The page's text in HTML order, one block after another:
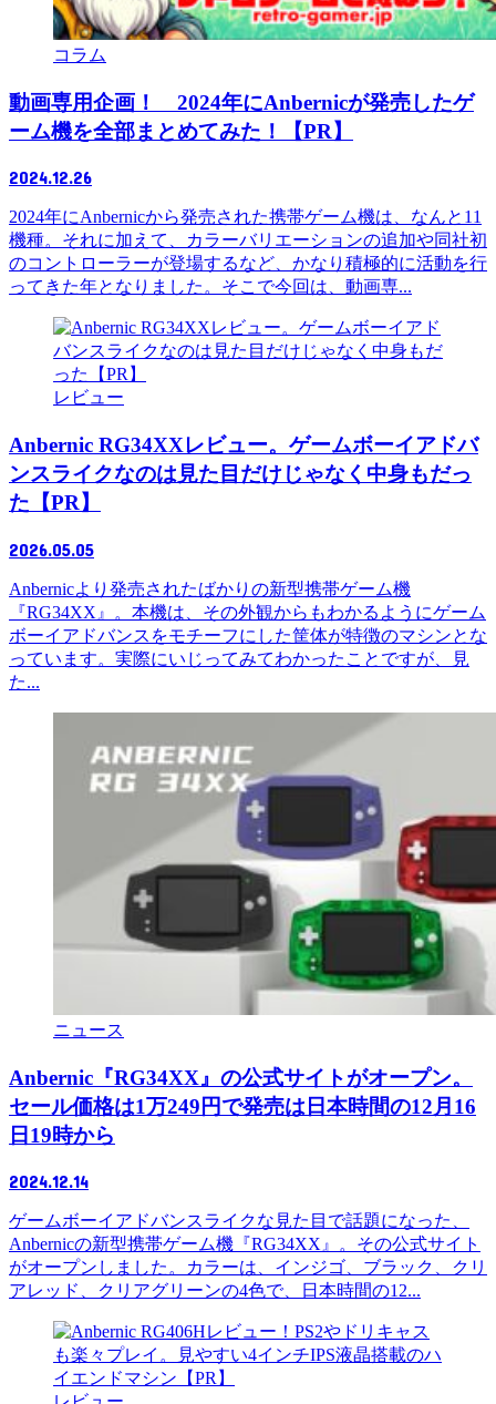
コラム
動画専用企画！ 2024年にAnbernicが発売したゲ
ーム機を全部まとめてみた！【PR】
2024.12.26
2024年にAnbernicから発売された携帯ゲーム機は、なんと11
機種。それに加えて、カラーバリエーションの追加や同社初
のコントローラーが登場するなど、かなり積極的に活動を行
ってきた年となりました。そこで今回は、動画専...
レビュー
Anbernic RG34XXレビュー。ゲームボーイアドバ
ンスライクなのは見た目だけじゃなく中身もだっ
た【PR】
2026.05.05
Anbernicより発売されたばかりの新型携帯ゲーム機
『RG34XX』。本機は、その外観からもわかるようにゲーム
ボーイアドバンスをモチーフにした筐体が特徴のマシンとな
っています。実際にいじってみてわかったことですが、見
た...
ニュース
Anbernic『RG34XX』の公式サイトがオープン。
セール価格は1万249円で発売は日本時間の12月16
日19時から
2024.12.14
ゲームボーイアドバンスライクな見た目で話題になった、
Anbernicの新型携帯ゲーム機『RG34XX』。その公式サイト
がオープンしました。カラーは、インジゴ、ブラック、クリ
アレッド、クリアグリーンの4色で、日本時間の12...